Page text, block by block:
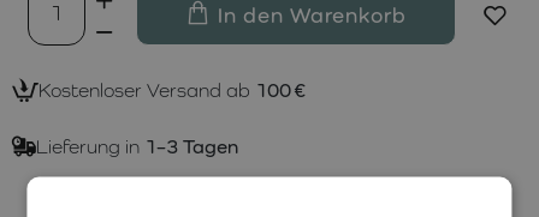
In den Warenkorb
Kostenloser Versand ab 100 €
Lieferung in 1–3 Tagen